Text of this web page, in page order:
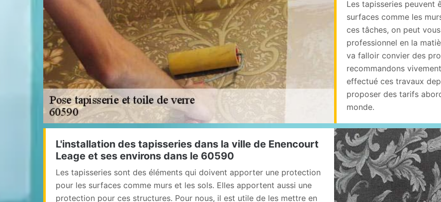
Les tapisseries peuvent
surfaces comme les
ces tâches, on peut
professionnel en la
va falloir convier des
recommandons
effectué ces travaux
proposer des tarifs
monde.
L'installation des tapisseries dans la ville de Enencourt
Leage et ses environs dans le 60590
Les tapisseries sont des éléments qui doivent apporter une protection
pour les surfaces comme murs et les sols. Elles apportent aussi une
protection pour ces structures. Pour nous, il est utile de les mettre en